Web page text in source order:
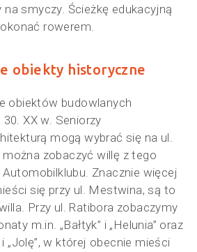
smyczy. Ścieżkę edukacyjną
rowerem.
obiekty historyczne
obiektów budowlanych
XX w. Seniorzy
mogą wybrać się na ul.
zobaczyć willę z tego
Znacznie więcej
się przy ul. Mestwina, są to
Przy ul. Ratibora zobaczymy
m.in. „Bałtyk” i „Helunia” oraz
„Jolę”, w której obecnie mieści